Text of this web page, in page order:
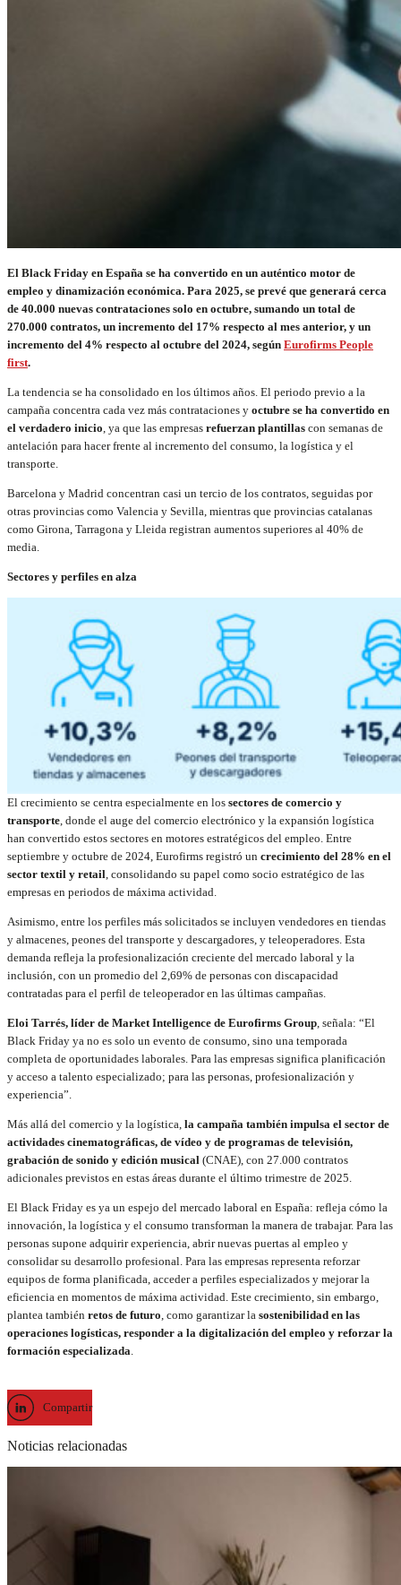
El Black Friday en España se ha convertido en un auténtico motor de
empleo y dinamización económica. Para 2025, se prevé que generará cerca
de 40.000 nuevas contrataciones solo en octubre, sumando un total de
270.000 contratos, un incremento del 17% respecto al mes anterior, y un
incremento del 4% respecto al octubre del 2024, según Eurofirms People
first.
La tendencia se ha consolidado en los últimos años. El periodo previo a la
campaña concentra cada vez más contrataciones y octubre se ha convertido en
el verdadero inicio, ya que las empresas refuerzan plantillas con semanas de
antelación para hacer frente al incremento del consumo, la logística y el
transporte.
Barcelona y Madrid concentran casi un tercio de los contratos, seguidas por
otras provincias como Valencia y Sevilla, mientras que provincias catalanas
como Girona, Tarragona y Lleida registran aumentos superiores al 40% de
media.
Sectores y perfiles en alza
El crecimiento se centra especialmente en los sectores de comercio y
transporte, donde el auge del comercio electrónico y la expansión logística
han convertido estos sectores en motores estratégicos del empleo. Entre
septiembre y octubre de 2024, Eurofirms registró un crecimiento del 28% en el
sector textil y retail, consolidando su papel como socio estratégico de las
empresas en periodos de máxima actividad.
Asimismo, entre los perfiles más solicitados se incluyen vendedores en tiendas
y almacenes, peones del transporte y descargadores, y teleoperadores. Esta
demanda refleja la profesionalización creciente del mercado laboral y la
inclusión, con un promedio del 2,69% de personas con discapacidad
contratadas para el perfil de teleoperador en las últimas campañas.
Eloi Tarrés, líder de Market Intelligence de Eurofirms Group , señala: “El
Black Friday ya no es solo un evento de consumo, sino una temporada
completa de oportunidades laborales. Para las empresas significa planificación
y acceso a talento especializado; para las personas, profesionalización y
experiencia”.
Más allá del comercio y la logística, la campaña también impulsa el sector de
actividades cinematográficas, de vídeo y de programas de televisión,
grabación de sonido y edición musical (CNAE), con 27.000 contratos
adicionales previstos en estas áreas durante el último trimestre de 2025.
El Black Friday es ya un espejo del mercado laboral en España: refleja cómo la
innovación, la logística y el consumo transforman la manera de trabajar. Para las
personas supone adquirir experiencia, abrir nuevas puertas al empleo y
consolidar su desarrollo profesional. Para las empresas representa reforzar
equipos de forma planificada, acceder a perfiles especializados y mejorar la
eficiencia en momentos de máxima actividad. Este crecimiento, sin embargo,
plantea también retos de futuro , como garantizar la sostenibilidad en las
operaciones logísticas, responder a la digitalización del empleo y reforzar la
formación especializada
Compartir
Noticias relacionadas